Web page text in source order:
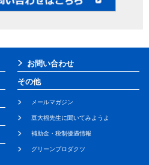
お問い合わせ
その他
メールマガジン
豆大福先生に聞いてみようよ
補助金・税制優遇情報
グリーンプロダクツ